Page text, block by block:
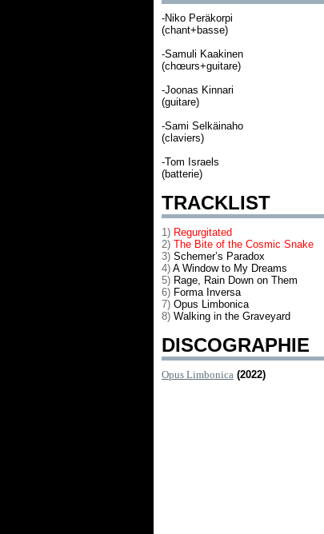
-Niko Peräkorpi
(chant+basse)
-Samuli Kaakinen
(chœurs+guitare)
-Joonas Kinnari
(guitare)
-Sami Selkäinaho
(claviers)
-Tom Israels
(batterie)
TRACKLIST
1) Regurgitated
2) The Bite of the Cosmic Snake
3) Schemer’s Paradox
4) A Window to My Dreams
5) Rage, Rain Down on Them
6) Forma Inversa
7) Opus Limbonica
8) Walking in the Graveyard
DISCOGRAPHIE
Opus Limbonica (2022)